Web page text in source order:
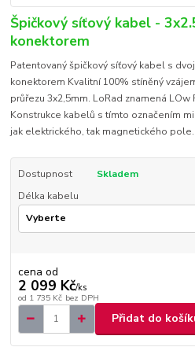
Špičkový síťový kabel -
konektorem
Patentovaný špičkový síťový kabel s
konektorem Kvalitní 100% stíněný
průřezu 3x2,5mm. LoRad znamená LOw
Konstrukce kabelů s tímto označením
jak elektrického, tak magnetického
Dostupnost
Skladem
Délka kabelu
cena od
2 099 Kč/ks
od 1 735 Kč bez DPH
Přidat do